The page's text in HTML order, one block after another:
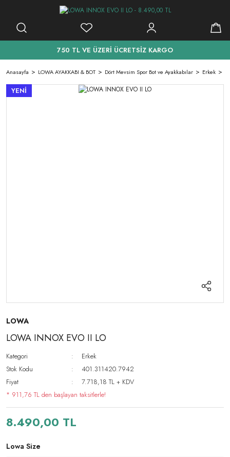
750 TL VE ÜZERİ ÜCRETSİZ KARGO
Anasayfa LOWA AYAKKABI & BOT Dört Mevsim Spor Bot ve Ayakkabılar Erkek
YENİ
LOWA
LOWA INNOX EVO II LO
Kategori
Erkek
Stok Kodu
401.311420.7942
Fiyat
7.718,18 TL + KDV
* 911,76 TL den başlayan taksitlerle!
8.490,00 TL
Lowa Size